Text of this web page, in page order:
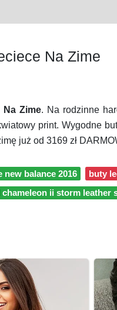
Na Zime
Na Zime. Na rodzinne
print. Wygodne
już od 3169 zł
new balance 2016 buty
ii storm leather